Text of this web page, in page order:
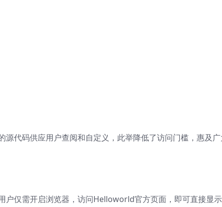
代码供应用户查阅和自定义，此举降低了访问门槛，惠及
仅需开启浏览器，访问Helloworld官方页面，即可直接显示